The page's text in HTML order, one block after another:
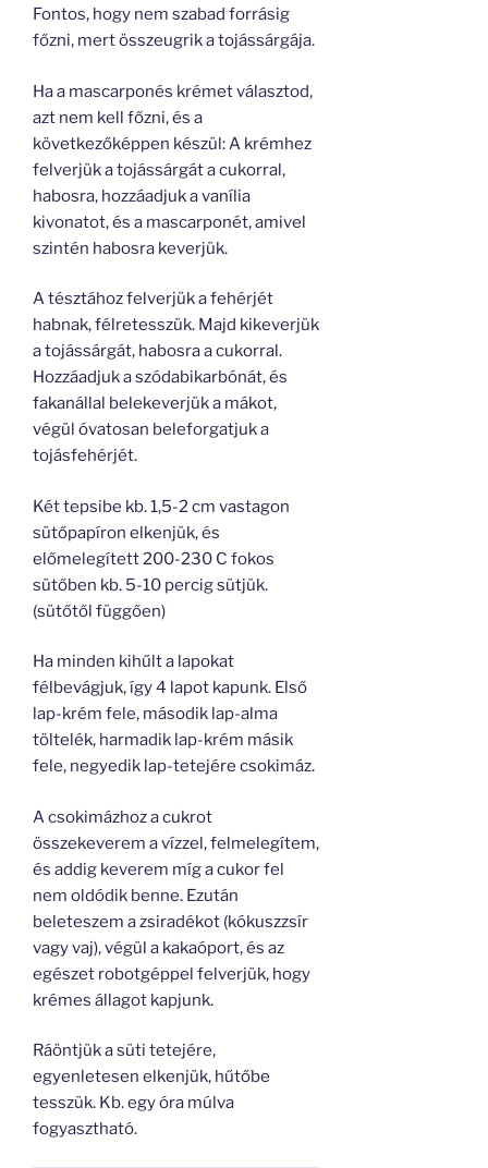
Fontos, hogy nem szabad forrásig
főzni, mert összeugrik a tojássárgája.
Ha a mascarponés krémet választod,
azt nem kell főzni, és a
következőképpen készül: A krémhez
felverjük a tojássárgát a cukorral,
habosra, hozzáadjuk a vanília
kivonatot, és a mascarponét, amivel
szintén habosra keverjük.
A tésztához felverjük a fehérjét
habnak, félretesszük. Majd kikeverjük
a tojássárgát, habosra a cukorral.
Hozzáadjuk a szódabikarbónát, és
fakanállal belekeverjük a mákot,
végül óvatosan beleforgatjuk a
tojásfehérjét.
Két tepsibe kb. 1,5-2 cm vastagon
sütőpapíron elkenjük, és
előmelegített 200-230 C fokos
sütőben kb. 5-10 percig sütjük.
(sütőtől függően)
Ha minden kihűlt a lapokat
félbevágjuk, így 4 lapot kapunk. Első
lap-krém fele, második lap-alma
töltelék, harmadik lap-krém másik
fele, negyedik lap-tetejére csokimáz.
A csokimázhoz a cukrot
összekeverem a vízzel, felmelegítem,
és addig keverem míg a cukor fel
nem oldódik benne. Ezután
beleteszem a zsiradékot (kókuszzsír
vagy vaj), végül a kakaóport, és az
egészet robotgéppel felverjük, hogy
krémes állagot kapjunk.
Ráöntjük a süti tetejére,
egyenletesen elkenjük, hűtőbe
tesszük. Kb. egy óra múlva
fogyasztható.